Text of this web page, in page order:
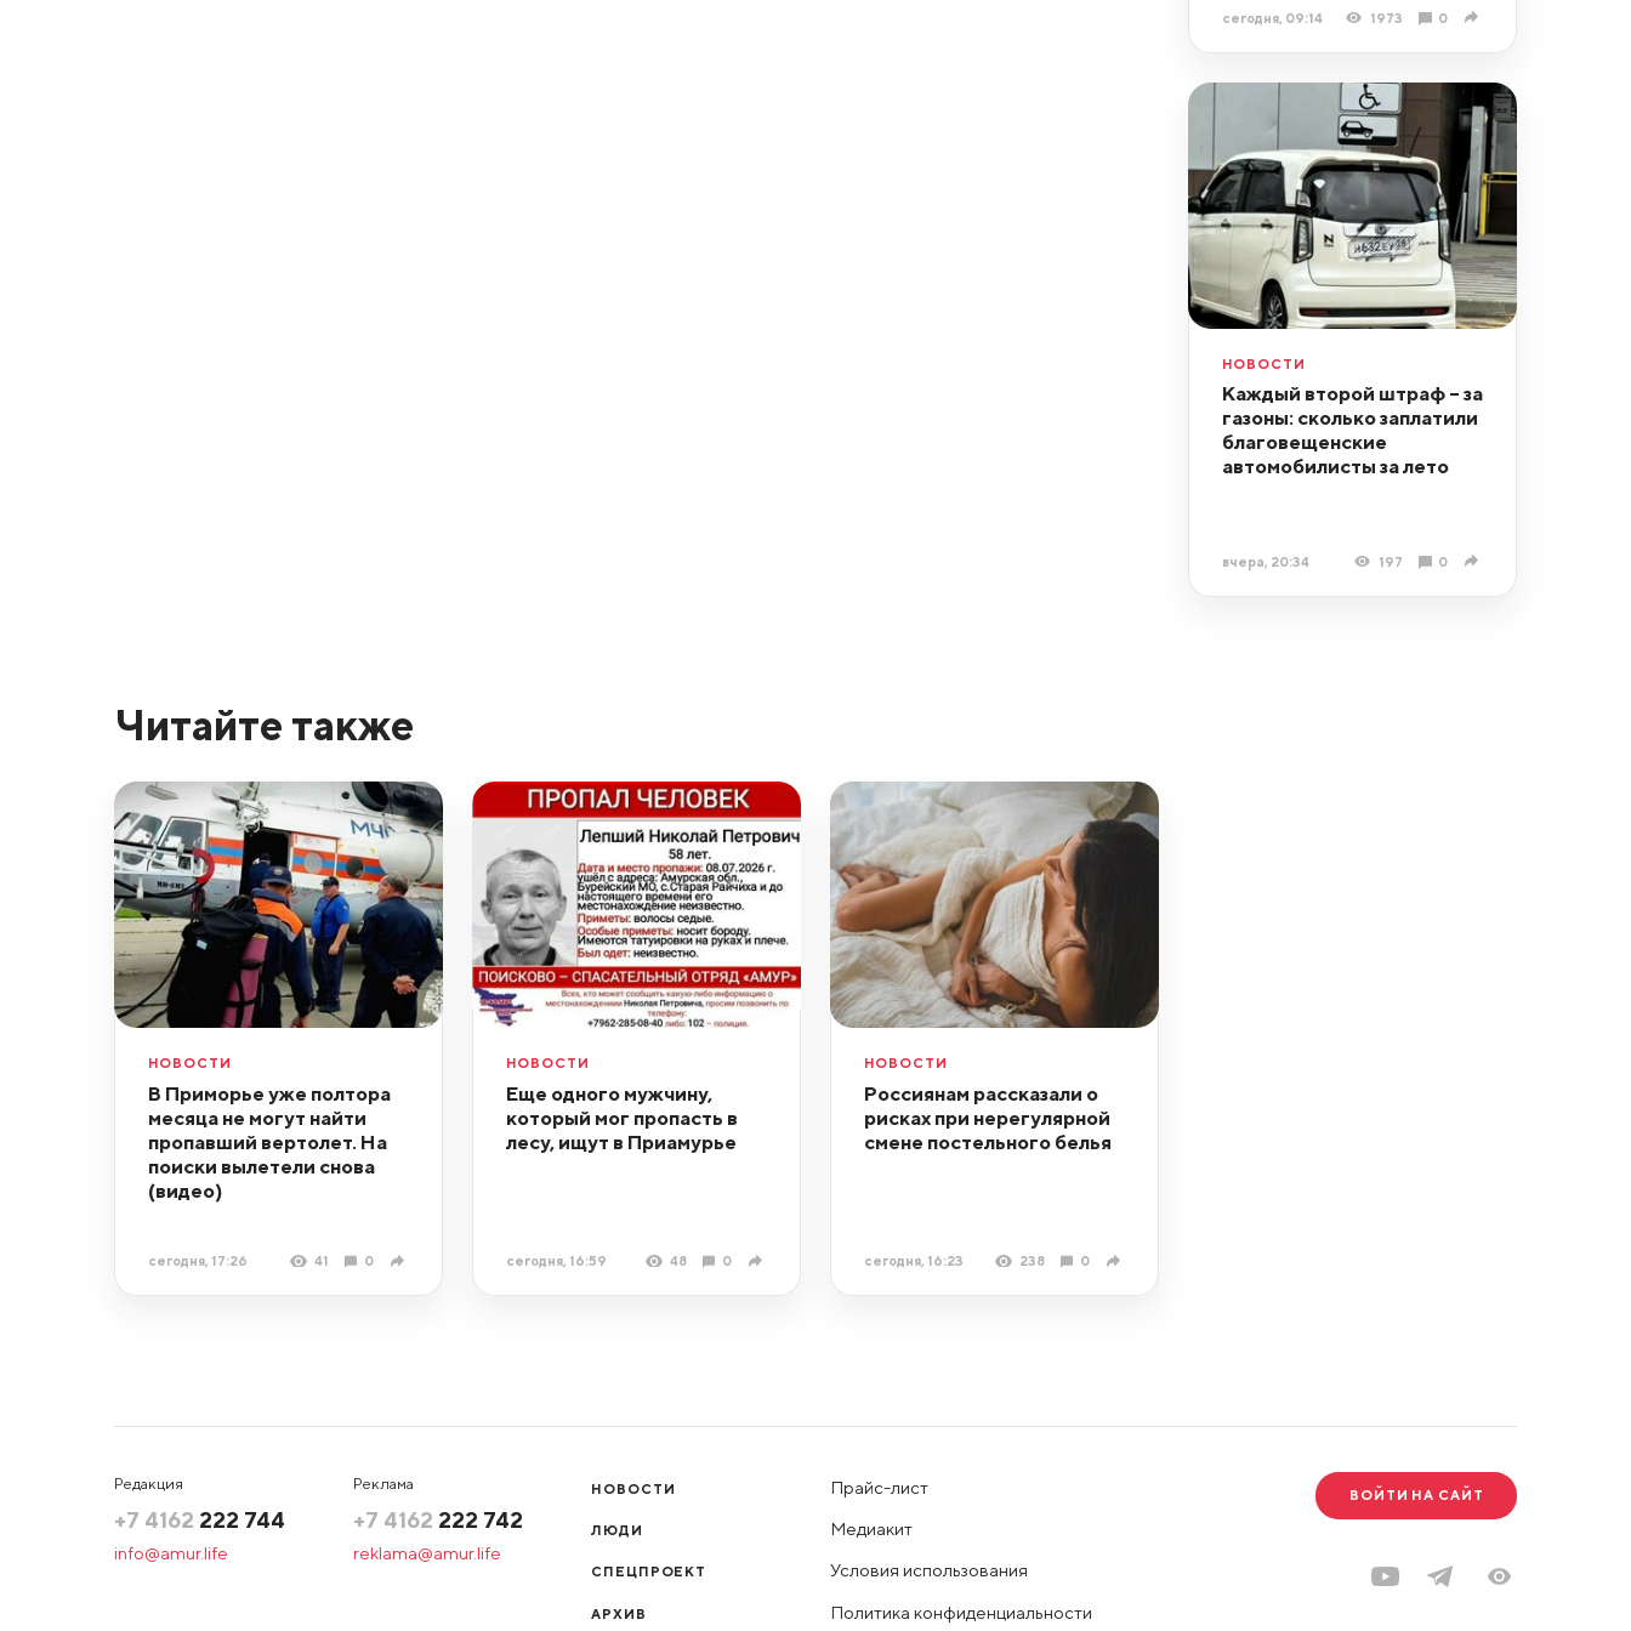
сегодня, 09:14 1973 0
НОВОСТИ
Каждый второй штраф – за
газоны: сколько заплатили
благовещенские
автомобилисты за лето
вчера, 20:34 197 0
Читайте также
НОВОСТИ
В Приморье уже полтора
месяца не могут найти
пропавший вертолет. На
поиски вылетели снова
(видео)
сегодня, 17:26 41 0
НОВОСТИ
Еще одного мужчину,
который мог пропасть в
лесу, ищут в Приамурье
сегодня, 16:59 48 0
НОВОСТИ
Россиянам рассказали о
рисках при нерегулярной
смене постельного белья
сегодня, 16:23 238 0
Редакция
+7 4162 222 744
info@amur.life
Реклама
+7 4162 222 742
reklama@amur.life
НОВОСТИ
ЛЮДИ
СПЕЦПРОЕКТ
АРХИВ
Прайс-лист
Медиакит
Условия использования
Политика конфиденциальности
ВОЙТИ НА САЙТ